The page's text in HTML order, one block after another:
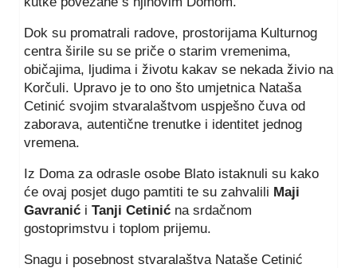
Dok su promatrali radove, prostorijama Kulturnog
centra širile su se priče o starim vremenima,
običajima, ljudima i životu kakav se nekada živio na
Korčuli. Upravo je to ono što umjetnica Nataša
Cetinić svojim stvaralaštvom uspješno čuva od
zaborava, autentične trenutke i identitet jednog
vremena.
Iz Doma za odrasle osobe Blato istaknuli su kako
će ovaj posjet dugo pamtiti te su zahvalili Maji
Gavranić i Tanji Cetinić na srdačnom
gostoprimstvu i toplom prijemu.
Snagu i posebnost stvaralaštva Nataše Cetinić